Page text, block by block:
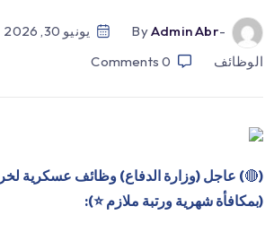
-by
Admin Abr يونيو 30, 2026
الوظائف
0
Comments
(
🔴) عاجل (وزارة الدفاع) وظائف عسكرية
(بمكافأة شهرية ورتبة ملازم ⭐️):